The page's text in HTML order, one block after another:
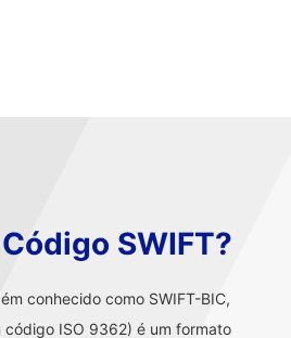
SWIFT?
conhecido como SWIFT-BIC,
código ISO 9362) é um formato